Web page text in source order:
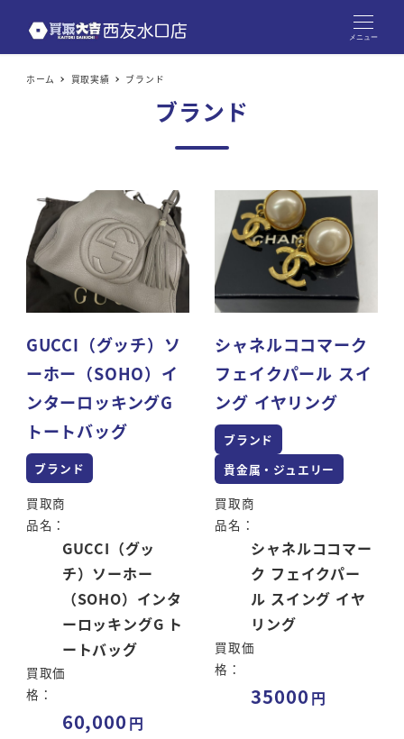
メニュー
ホーム 買取実績 ブランド
ブランド
GUCCI（グッチ）ソ
ーホー（SOHO）イ
ンターロッキングG
トートバッグ
ブランド
買取商
品名：
GUCCI（グッ
チ）ソーホー
（SOHO）インタ
ーロッキングG ト
ートバッグ
買取価
格：
60,000
シャネルココマーク
フェイクパール スイ
ング イヤリング
ブランド
貴金属・ジュエリー
買取商
品名：
シャネルココマー
ク フェイクパー
ル スイング イヤ
リング
買取価
格：
35000